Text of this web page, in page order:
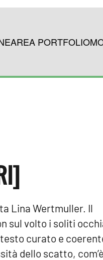
AREA PORTFOLIO
Lina Wertmuller. Il
sul volto i soliti
curato e
dello scatto,